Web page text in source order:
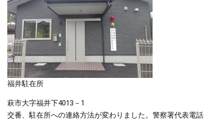
福井駐在所
萩市大字福井下4013－1
交番、駐在所への連絡方法が変わりました。警察署代表電話